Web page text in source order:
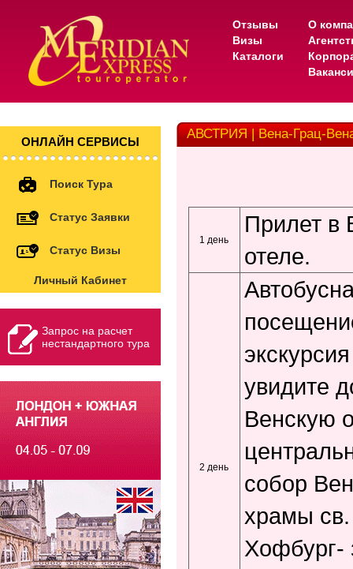
Отзывы
Визы
Каталоги
О
ОНЛАЙН СЕРВИСЫ
Поиск Тура
Статус Заявки
Статус Визы
Личный Кабинет
Запрос на расчет
нестандартного тура
АВСТРИЯ | Вена-Грац-
1 день
Прилет в
отеле.
2 день
увидите
Венскую
собор
храмы
Хофбург-